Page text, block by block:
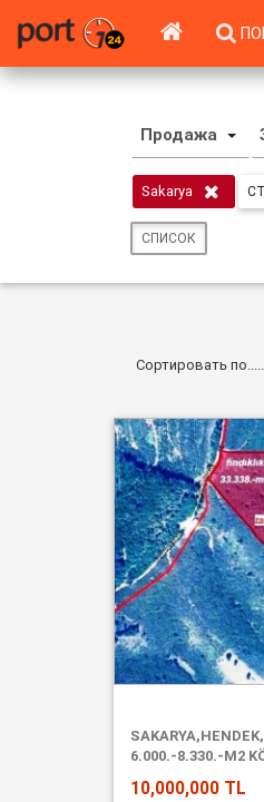
Продажа
Sakarya
СПИСОК
Сортировать по.....
6.000.-8.330.-M2
10,000,000 TL